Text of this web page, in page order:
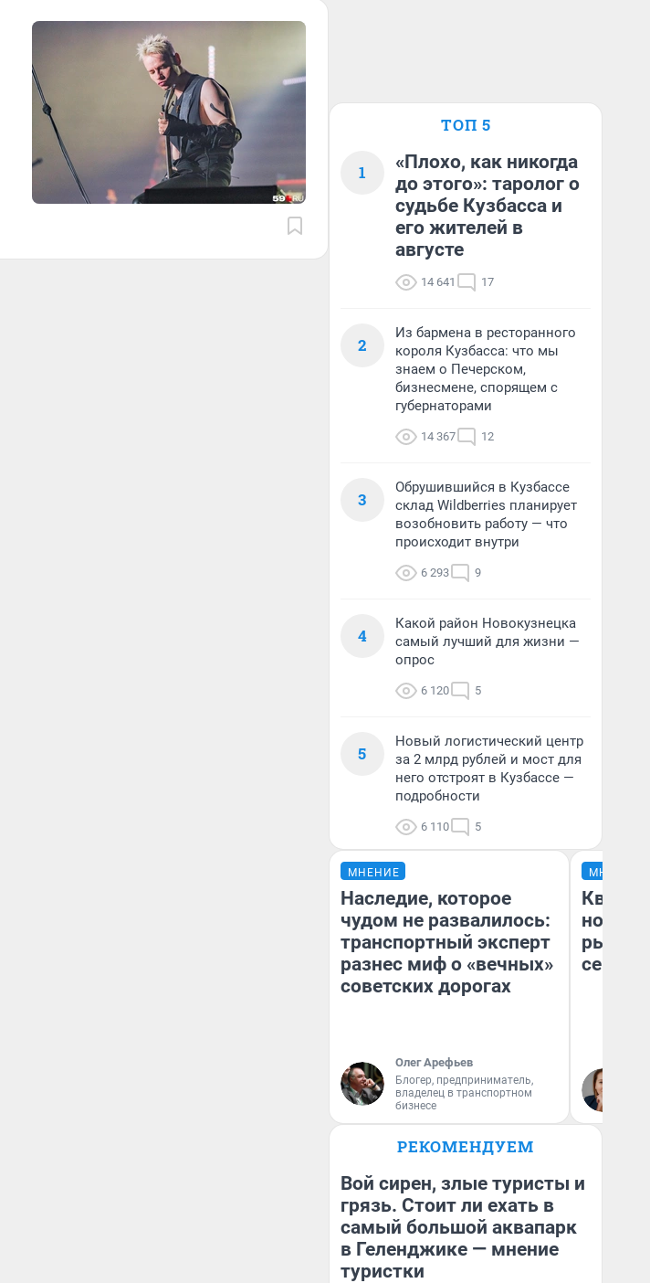
ТОП 5
1
«Плохо, как никогда
до этого»: таролог о
судьбе Кузбасса и
его жителей в
августе
14 641 17
2
Из бармена в ресторанного
короля Кузбасса: что мы
знаем о Печерском,
бизнесмене, спорящем с
губернаторами
14 367 12
3
Обрушившийся в Кузбассе
склад Wildberries планирует
возобновить работу — что
происходит внутри
6 293 9
4
Какой район Новокузнецка
самый лучший для жизни —
опрос
6 120 5
5
Новый логистический центр
за 2 млрд рублей и мост для
него отстроят в Кузбассе —
подробности
6 110 5
МНЕНИЕ
Наследие, которое
чудом не развалилось:
транспортный эксперт
разнес миф о «вечных»
советских дорогах
Олег Арефьев
Блогер, предприниматель,
владелец в транспортном
бизнесе
МНЕНИЕ
но
рынок
РЕКОМЕНДУЕМ
Вой сирен, злые туристы и
грязь. Стоит ли ехать в
самый большой аквапарк
в Геленджике — мнение
туристки